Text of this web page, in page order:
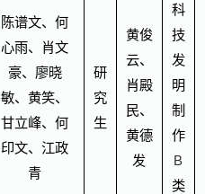
陈谱文、何
心雨、肖文
豪、廖晓
敏、黄笑、
甘立峰、何
印文、江政
青
研
究
生
黄俊
云、
肖殿
民、
黄德
发
科
技
发
明
制
作
B
类